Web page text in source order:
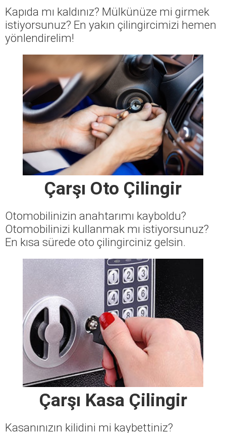
Kapıda mı kaldınız? Mülkünüze mi girmek
istiyorsunuz? En yakın çilingircimizi hemen
yönlendirelim!
Çarşı Oto Çilingir
Otomobilinizin anahtarımı kayboldu?
Otomobilinizi kullanmak mı istiyorsunuz?
En kısa sürede oto çilingirciniz gelsin.
Çarşı Kasa Çilingir
Kasanınızın kilidini mi kaybettiniz?